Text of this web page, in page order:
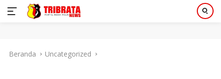
Beranda Uncategorized